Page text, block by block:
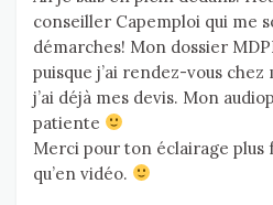
conseiller Capemploi qui me
démarches! Mon dossier
puisque j’ai rendez-vous
j’ai déjà mes devis. Mon
patiente
Merci pour ton éclairage
qu’en vidéo.